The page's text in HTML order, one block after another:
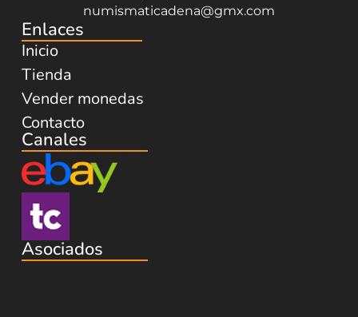
numismaticadena@gmx.com
Enlaces
Inicio
Tienda
Vender monedas
Contacto
Canales
Asociados